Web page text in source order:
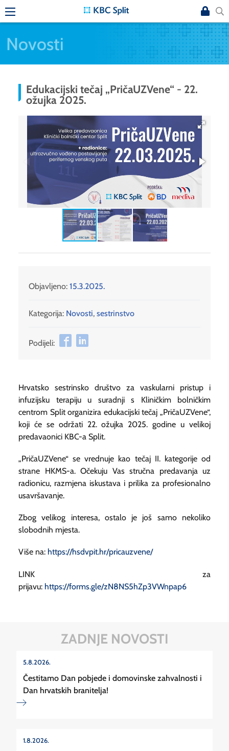
Novosti
Edukacijski tečaj „PričaUZVene“ - 22.
ožujka 2025.
Objavljeno: 15.3.2025.
Kategorija: Novosti, sestrinstvo
Podijeli:
Hrvatsko sestrinsko društvo za vaskularni pristup i
infuzijsku terapiju u suradnji s Kliničkim bolničkim
centrom Split organizira edukacijski tečaj „PričaUZVene“,
koji će se održati 22. ožujka 2025. godine u velikoj
predavaonici KBC-a Split.
„PričaUZVene“ se vrednuje kao tečaj II. kategorije od
strane HKMS-a. Očekuju Vas stručna predavanja uz
radionicu, razmjena iskustava i prilika za profesionalno
usavršavanje.
Zbog velikog interesa, ostalo je još samo nekoliko
slobodnih mjesta.
Više na: https://hsdvpit.hr/pricauzvene/
LINK za
prijavu: https://forms.gle/zN8NS5hZp3VWnpap6
ZADNJE NOVOSTI
5.8.2026.
Čestitamo Dan pobjede i domovinske zahvalnosti i
Dan hrvatskih branitelja!
1.8.2026.